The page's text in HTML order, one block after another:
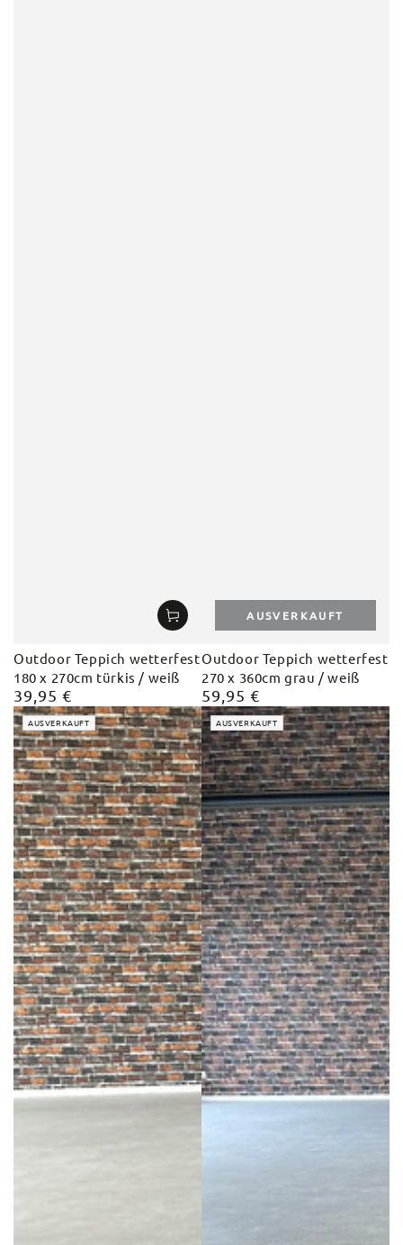
Outdoor Teppich wetterfest
180 x 270cm türkis / weiß
Regulärer
Preis
39,95 €
Outdoor Teppich wetterfest
270 x 360cm grau / weiß
Regulärer
Preis
59,95 €
AUSVERKAUFT
AUSVERKAUFT AUSVERKAUFT